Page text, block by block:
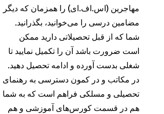
مهاجرین (اس.اف.ای) را همزمان که دیگر
مضامین درسی را می‌خوانید، بگذرانید.
شما که از قبل تحصیلاتی دارید ممکن
است ضرورت باشد آن را تکمیل نمایید تا
شغلی بدست آورده و ادامه تحصیل دهید.
در مکاتب و در کمون دسترسی به رهنمای
تحصیلی و مسلکی فراهم است که به شما
هم در قسمت کورس‌های آموزشی و هم